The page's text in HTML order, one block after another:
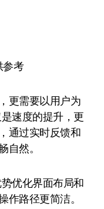
参考
更需要以用户为
速度的提升，更
通过实时反馈和
自然。
优化界面布局和
作路径更简洁。